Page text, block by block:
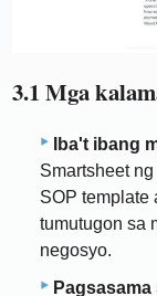
3.1 Mga
Iba't ibang
Smartsheet
SOP template
tumutugon sa
negosyo.